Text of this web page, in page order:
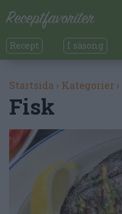
Recept I säsong
Startsida › Kategorier ›
Fisk